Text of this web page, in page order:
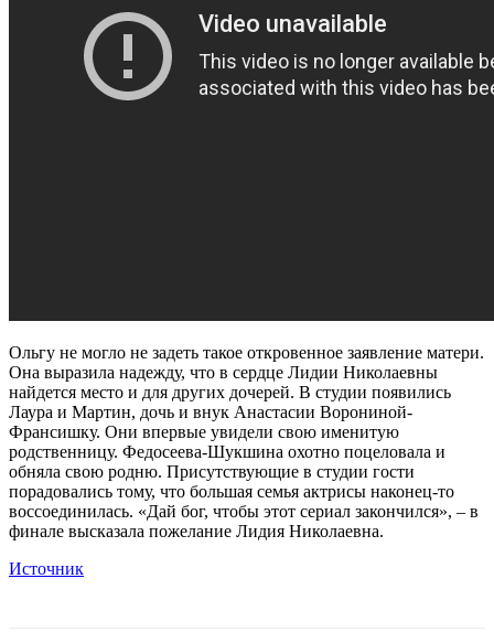
Ольгу не могло не задеть такое откровенное заявление матери.
Она выразила надежду, что в сердце Лидии Николаевны
найдется место и для других дочерей. В студии появились
Лаура и Мартин, дочь и внук Анастасии Ворониной-
Франсишку. Они впервые увидели свою именитую
родственницу. Федосеева-Шукшина охотно поцеловала и
обняла свою родню. Присутствующие в студии гости
порадовались тому, что большая семья актрисы наконец-то
воссоединилась. «Дай бог, чтобы этот сериал закончился», – в
финале высказала пожелание Лидия Николаевна.
Источник